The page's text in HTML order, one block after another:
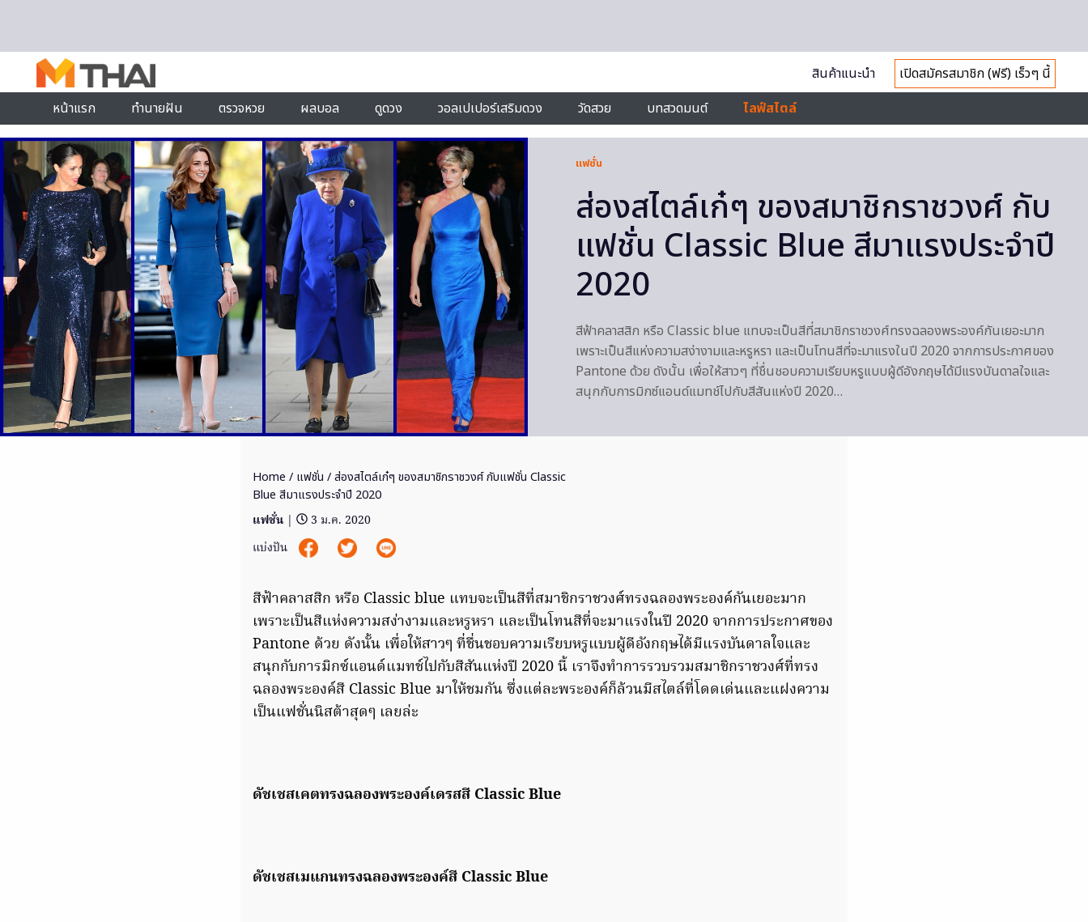
สินค้าแนะนำ
เปิดสมัครสมาชิก (ฟรี) เร็วๆ นี้
หน้าแรก
ทำนายฝัน ตรวจหวย ผลบอล ดูดวง วอลเปเปอร์เสริมดวง วัดสวย บทสวดมนต์ ไลฟ์สไตล์
แฟชั่น
ส่องสไตล์เก๋ๆ ของสมาชิกราชวงศ์ กับ
แฟชั่น Classic Blue สีมาแรงประจำปี
2020
สีฟ้าคลาสสิก หรือ Classic blue แทบจะเป็นสีที่สมาชิกราชวงศ์ทรงฉลองพระองค์กันเยอะมาก
เพราะเป็นสีแห่งความสง่างามและหรูหรา และเป็นโทนสีที่จะมาแรงในปี 2020 จากการประกาศของ
Pantone ด้วย ดังนั้น เพื่อให้สาวๆ ที่ชื่นชอบความเรียบหรูแบบผู้ดีอังกฤษได้มีแรงบันดาลใจและ
สนุกกับการมิกซ์แอนด์แมทช์ไปกับสีสันแห่งปี 2020…
Home / แฟชั่น / ส่องสไตล์เก๋ๆ ของสมาชิกราชวงศ์ กับแฟชั่น Classic
Blue สีมาแรงประจำปี 2020
แฟชั่น |
3 ม.ค. 2020
แบ่งปัน
สีฟ้าคลาสสิก หรือ Classic blue แทบจะเป็นสีที่สมาชิกราชวงศ์ทรงฉลองพระองค์กันเยอะมาก
เพราะเป็นสีแห่งความสง่างามและหรูหรา และเป็นโทนสีที่จะมาแรงในปี 2020 จากการประกาศของ
Pantone ด้วย ดังนั้น เพื่อให้สาวๆ ที่ชื่นชอบความเรียบหรูแบบผู้ดีอังกฤษได้มีแรงบันดาลใจและ
สนุกกับการมิกซ์แอนด์แมทช์ไปกับสีสันแห่งปี 2020 นี้ เราจึงทำการรวบรวมสมาชิกราชวงศ์ที่ทรง
ฉลองพระองค์สี Classic Blue มาให้ชมกัน ซึ่งแต่ละพระองค์ก็ล้วนมีสไตล์ที่โดดเด่นและแฝงความ
เป็นแฟชั่นนิสต้าสุดๆ เลยล่ะ
ดัชเชสเคตทรงฉลองพระองค์เดรสสี Classic Blue
ดัชเชสเมแกนทรงฉลองพระองค์สี Classic Blue